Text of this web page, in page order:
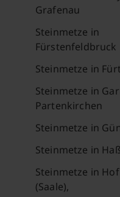
Grafenau
Steinmetze in
Fürstenfeldbruck
Steinmetze in
Steinmetze in
Partenkirchen
Steinmetze in
Steinmetze in
Steinmetze in Hof
(Saale),